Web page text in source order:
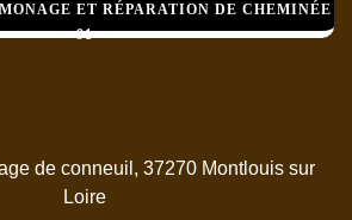
ET RÉPARATION DE CHEMINÉE
91
de conneuil, 37270 Montlouis sur
Loire